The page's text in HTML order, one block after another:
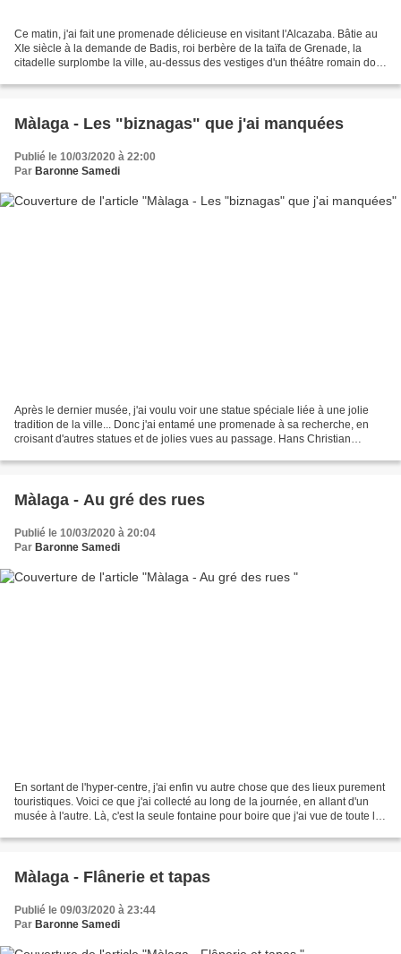
Ce matin, j'ai fait une promenade délicieuse en visitant l'Alcazaba. Bâtie au
XIe siècle à la demande de Badis, roi berbère de la taïfa de Grenade, la
citadelle surplombe la ville, au-dessus des vestiges d'un théâtre romain dont
Màlaga - Les "biznagas" que j'ai manquées
Publié le 10/03/2020 à 22:00
Par Baronne Samedi
Après le dernier musée, j'ai voulu voir une statue spéciale liée à une jolie
tradition de la ville... Donc j'ai entamé une promenade à sa recherche, en
croisant d'autres statues et de jolies vues au passage. Hans Christian
Màlaga - Au gré des rues
Publié le 10/03/2020 à 20:04
Par Baronne Samedi
En sortant de l'hyper-centre, j'ai enfin vu autre chose que des lieux purement
touristiques. Voici ce que j'ai collecté au long de la journée, en allant d'un
musée à l'autre. Là, c'est la seule fontaine pour boire que j'ai vue de toute la
Màlaga - Flânerie et tapas
Publié le 09/03/2020 à 23:44
Par Baronne Samedi